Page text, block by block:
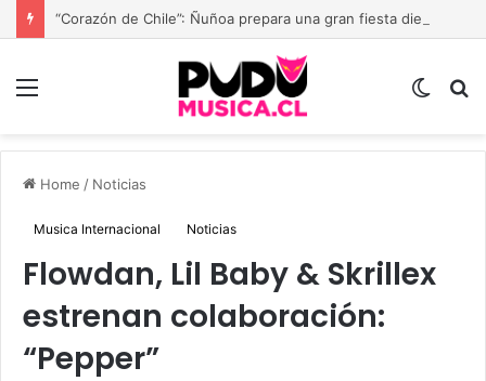
Menu
Switch
Home / Noticias
Musica Internacional Noticias
Flowdan, Lil Baby & Skrillex
estrenan colaboración:
“Pepper”